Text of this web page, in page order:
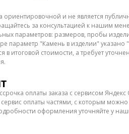
ориентировочной и не является
за консультацией к нашим
параметров: размеров, пробы
параметр "Камень в изделии" указано
в итоговой стоимости, а требует
оплаты заказа с сервисом Яндекс
оплаты частями, с которым можно
оформления уточняйте у